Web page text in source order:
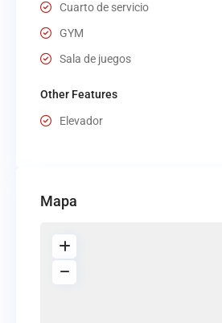
Cuarto de servicio
GYM
Sala de juegos
Other Features
Elevador
Mapa